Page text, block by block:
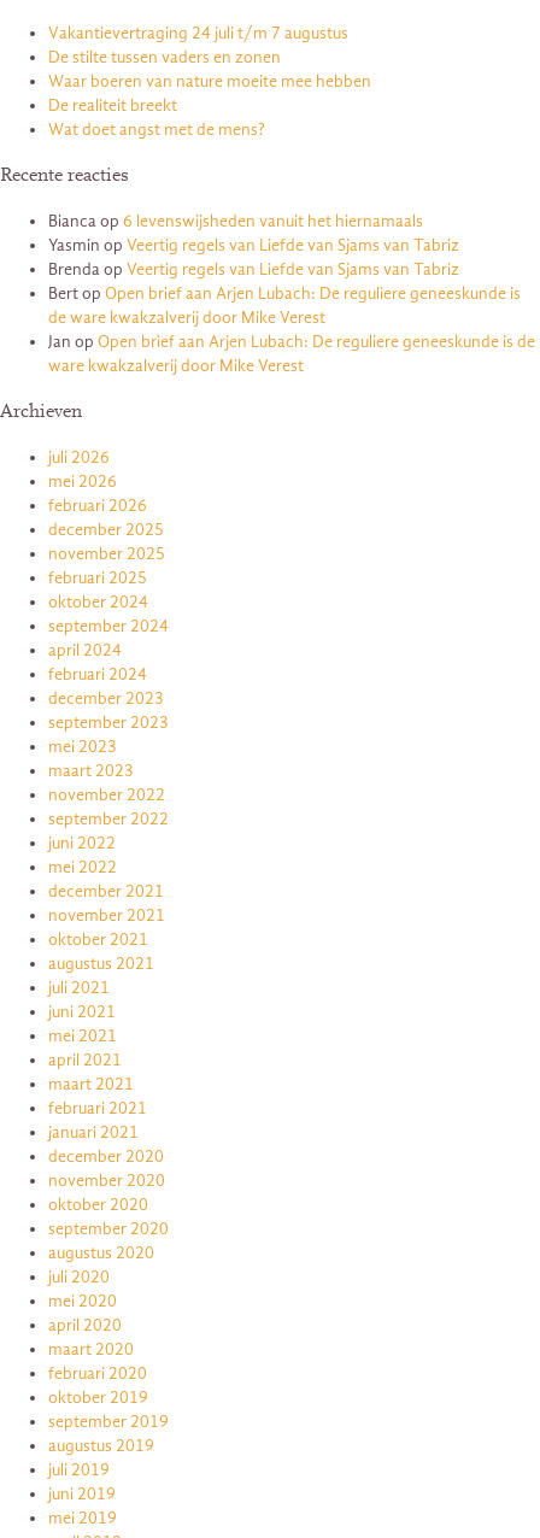
Vakantievertraging 24 juli t/m 7 augustus
De stilte tussen vaders en zonen
Waar boeren van nature moeite mee hebben
De realiteit breekt
Wat doet angst met de mens?
Recente reacties
Biancaop 6 levenswijsheden vanuit het hiernamaals
Yasmin op Veertig regels van Liefde van Sjams van Tabriz
Brendaop Veertig regels van Liefde van Sjams van Tabriz
Bertop Open brief aan Arjen Lubach: De reguliere geneeskunde is
de ware kwakzalverij door Mike Verest
Jan op Open brief aan Arjen Lubach: De reguliere geneeskunde is de
ware kwakzalverij door Mike Verest
Archieven
juli 2026
mei 2026
februari 2026
december 2025
november 2025
februari 2025
oktober 2024
september 2024
april 2024
februari 2024
december 2023
september 2023
mei 2023
maart 2023
november 2022
september 2022
juni 2022
mei 2022
december 2021
november 2021
oktober 2021
augustus 2021
juli 2021
juni 2021
mei 2021
april 2021
maart 2021
februari 2021
januari 2021
december 2020
november 2020
oktober 2020
september 2020
augustus 2020
juli 2020
mei 2020
april 2020
maart 2020
februari 2020
oktober 2019
september 2019
augustus 2019
juli 2019
juni 2019
mei 2019